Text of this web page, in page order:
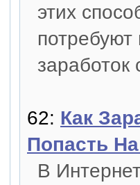
этих
62: Как
Попасть
В